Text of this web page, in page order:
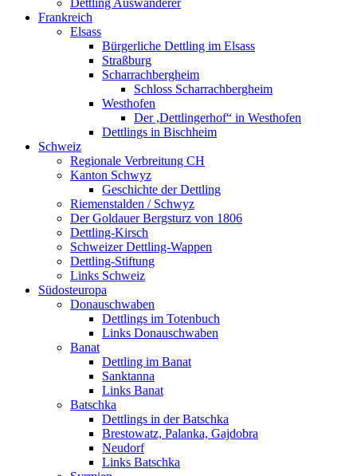
Dettling Auswanderer
Frankreich
Elsass
Bürgerliche Dettling im Elsass
Straßburg
Scharrachbergheim
Schloss Scharrachbergheim
Westhofen
Der ,Dettlingerhof“ in Westhofen
Dettlings in Bischheim
Schweiz
Regionale Verbreitung CH
Kanton Schwyz
Geschichte der Dettling
Riemenstalden / Schwyz
Der Goldauer Bergsturz von 1806
Dettling-Kirsch
Schweizer Dettling-Wappen
Dettling-Stiftung
Links Schweiz
Südosteuropa
Donauschwaben
Dettlings im Totenbuch
Links Donauschwaben
Banat
Dettling im Banat
Sanktanna
Links Banat
Batschka
Dettlings in der Batschka
Brestowatz, Palanka, Gajdobra
Neudorf
Links Batschka